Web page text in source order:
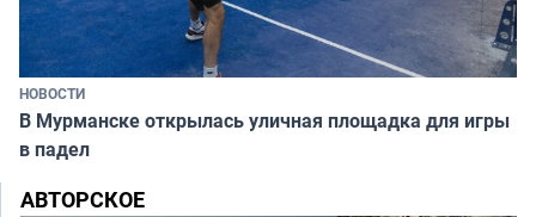
НОВОСТИ
В Мурманске открылась уличная площадка для игры
в падел
АВТОРСКОЕ